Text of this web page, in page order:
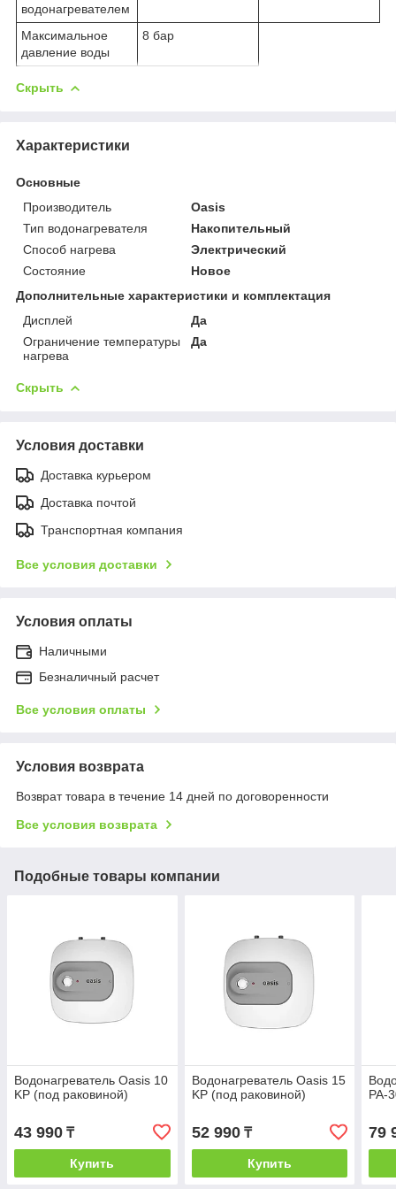
водонагревателем
Максимальное
давление воды
8 бар
Скрыть
Характеристики
Основные
Производитель
Oasis
Тип водонагревателя
Накопительный
Способ нагрева
Электрический
Состояние
Новое
Дополнительные характеристики и комплектация
Дисплей
Да
Ограничение температуры
нагрева
Да
Скрыть
Условия доставки
Доставка курьером
Доставка почтой
Транспортная компания
Все условия доставки
Условия оплаты
Наличными
Безналичный расчет
Все условия оплаты
Условия возврата
Возврат товара в течение 14 дней по договоренности
Все условия возврата
Подобные товары компании
Водонагреватель Oasis 10
KP (под раковиной)
43 990 ₸
Купить
Водонагреватель Oasis 15
KP (под раковиной)
52 990₸
Купить
PA-
79